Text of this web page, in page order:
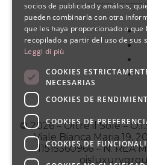
© 2026 – Oltre il Sole –
Viale Bianca Maria 19,
11515560966 – N. REA
socios de publicidad y análisis,
pueden combinarla con otra
que les haya proporcionado o que
recopilado a partir del uso de sus
Leggi di più
COOKIES
NECESARIAS
COOKIES DE
COOKIES DE
COOKIES DE